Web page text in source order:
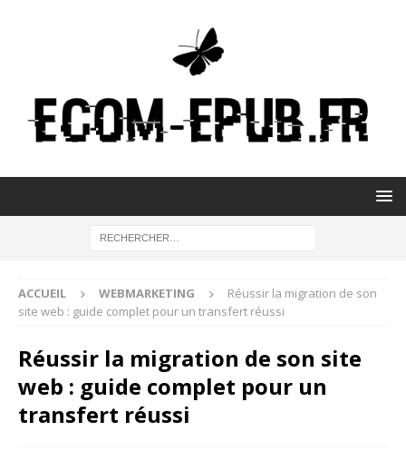
ACCUEIL WEBMARKETING
Réussir la migration de son
site web : guide complet pour un transfert réussi
Réussir la migration de son site
web : guide complet pour un
transfert réussi